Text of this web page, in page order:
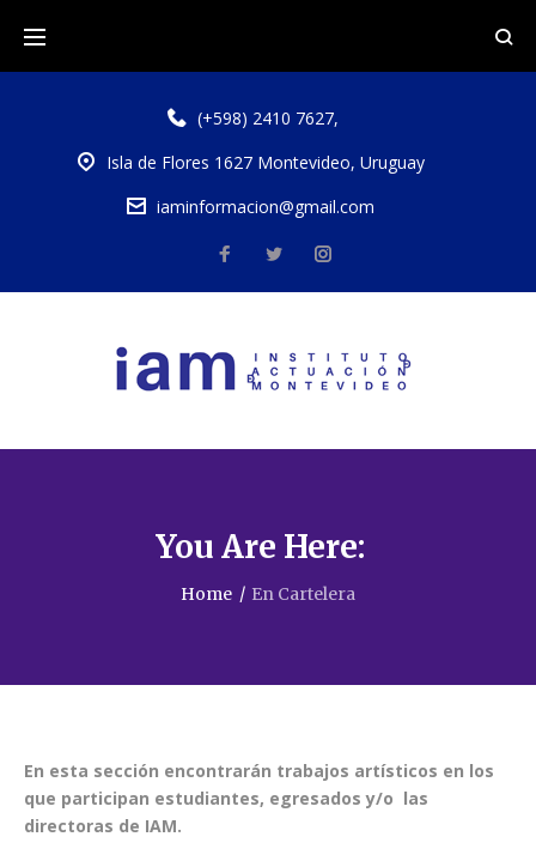
(+598) 2410 7627,
Isla de Flores 1627 Montevideo, Uruguay
iaminformacion@gmail.com
You Are Here:
Home / En Cartelera
En esta sección encontrarán trabajos artísticos en los
que participan estudiantes, egresados y/o las
directoras de IAM.